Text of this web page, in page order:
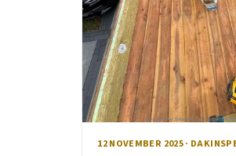
12 NOVEMBER 2025 ·